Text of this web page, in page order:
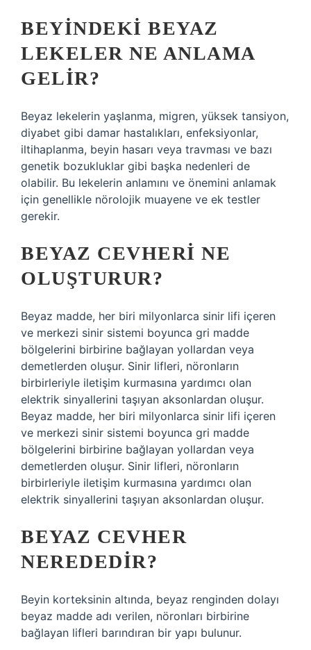
BEYINDEKI BEYAZ
LEKELER NE ANLAMA
GELIR?
Beyaz lekelerin yaşlanma, migren, yüksek tansiyon,
diyabet gibi damar hastalıkları, enfeksiyonlar,
iltihaplanma, beyin hasarı veya travması ve bazı
genetik bozukluklar gibi başka nedenleri de
olabilir. Bu lekelerin anlamını ve önemini anlamak
için genellikle nörolojik muayene ve ek testler
gerekir.
BEYAZ CEVHERI NE
OLUŞTURUR?
Beyaz madde, her biri milyonlarca sinir lifi içeren
ve merkezi sinir sistemi boyunca gri madde
bölgelerini birbirine bağlayan yollardan veya
demetlerden oluşur. Sinir lifleri, nöronların
birbirleriyle iletişim kurmasına yardımcı olan
elektrik sinyallerini taşıyan aksonlardan oluşur.
Beyaz madde, her biri milyonlarca sinir lifi içeren
ve merkezi sinir sistemi boyunca gri madde
bölgelerini birbirine bağlayan yollardan veya
demetlerden oluşur. Sinir lifleri, nöronların
birbirleriyle iletişim kurmasına yardımcı olan
elektrik sinyallerini taşıyan aksonlardan oluşur.
BEYAZ CEVHER
NEREDEDIR?
Beyin korteksinin altında, beyaz renginden dolayı
beyaz madde adı verilen, nöronları birbirine
bağlayan lifleri barındıran bir yapı bulunur.